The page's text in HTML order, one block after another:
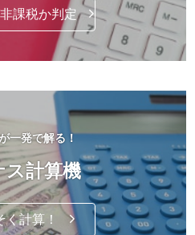
課税か判定
一発で解る！
ス計算機
く計算！